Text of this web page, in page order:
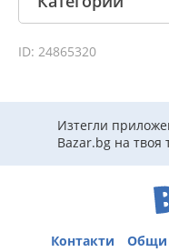
грамофонни плочи,
мелодия, музика,
ретро музика,
ID: 24865320
Изтегли
Bazar.bg на твоя
Контакти Общи